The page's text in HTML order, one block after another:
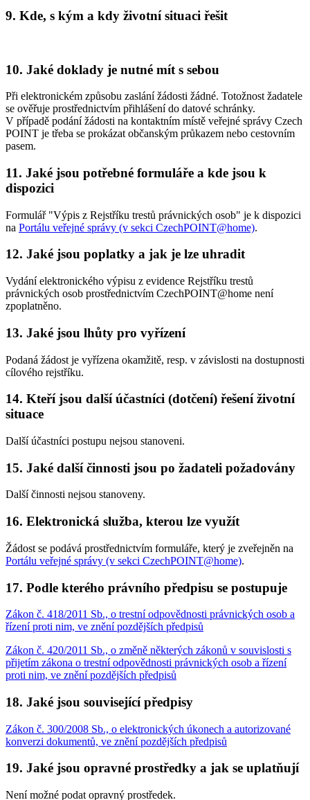
9. Kde, s kým a kdy životní situaci řešit
10. Jaké doklady je nutné mít s sebou
Při elektronickém způsobu zaslání žádosti žádné. Totožnost žadatele
se ověřuje prostřednictvím přihlášení do datové schránky.
V případě podání žádosti na kontaktním místě veřejné správy Czech
POINT je třeba se prokázat občanským průkazem nebo cestovním
pasem.
11. Jaké jsou potřebné formuláře a kde jsou k
dispozici
Formulář "Výpis z Rejstříku trestů právnických osob" je k dispozici
na Portálu veřejné správy (v sekci CzechPOINT@home).
12. Jaké jsou poplatky a jak je lze uhradit
Vydání elektronického výpisu z evidence Rejstříku trestů
právnických osob prostřednictvím CzechPOINT@home není
zpoplatněno.
13. Jaké jsou lhůty pro vyřízení
Podaná žádost je vyřízena okamžitě, resp. v závislosti na dostupnosti
cílového rejstříku.
14. Kteří jsou další účastníci (dotčení) řešení životní
situace
Další účastníci postupu nejsou stanoveni.
15. Jaké další činnosti jsou po žadateli požadovány
Další činnosti nejsou stanoveny.
16. Elektronická služba, kterou lze využít
Žádost se podává prostřednictvím formuláře, který je zveřejněn na
Portálu veřejné správy (v sekci CzechPOINT@home).
17. Podle kterého právního předpisu se postupuje
Zákon č. 418/2011 Sb., o trestní odpovědnosti právnických osob a
řízení proti nim, ve znění pozdějších předpisů
Zákon č. 420/2011 Sb., o změně některých zákonů v souvislosti s
přijetím zákona o trestní odpovědnosti právnických osob a řízení
proti nim, ve znění pozdějších předpisů
18. Jaké jsou související předpisy
Zákon č. 300/2008 Sb., o elektronických úkonech a autorizované
konverzi dokumentů, ve znění pozdějších předpisů
19. Jaké jsou opravné prostředky a jak se uplatňují
Není možné podat opravný prostředek.